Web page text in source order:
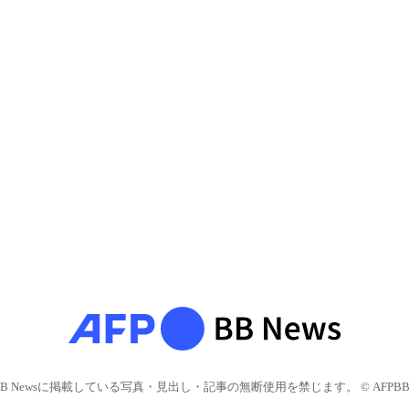
Newsに掲載している写真・見出し・記事の無断使用を禁じます。 © AFPBB